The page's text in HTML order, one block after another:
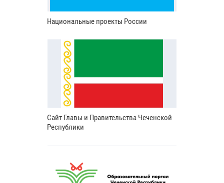
Национальные проекты России
Сайт Главы и Правительства Чеченской
Республики